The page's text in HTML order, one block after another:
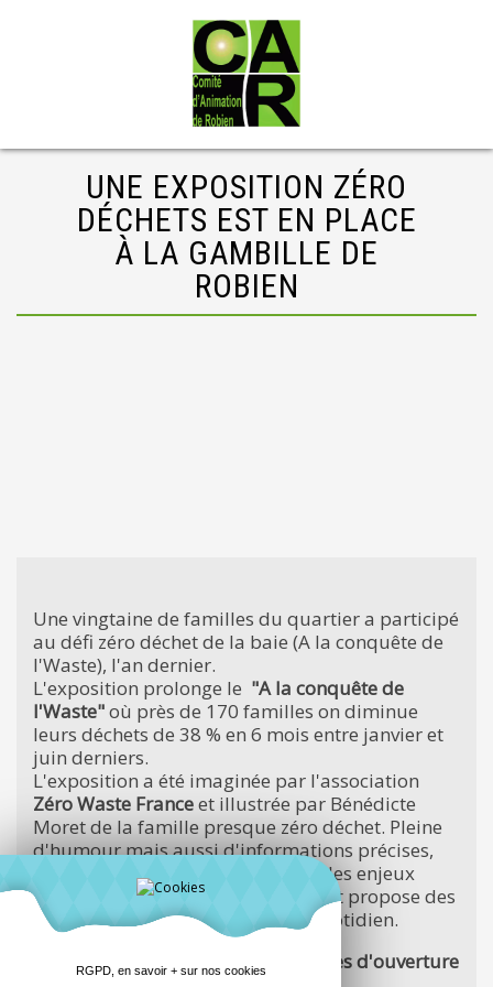
UNE EXPOSITION ZÉRO
DÉCHETS EST EN PLACE
À LA GAMBILLE DE
ROBIEN
Une vingtaine de familles du quartier a participé
au défi zéro déchet de la baie (A la conquête de
l'Waste), l'an dernier.
L'exposition prolonge le "A la conquête de
l'Waste"où près de 170 familles on diminue
leurs déchets de 38 % en 6 mois entre janvier et
juin derniers.
L'exposition a été imaginée par l'association
Zéro Waste Franceet illustrée par Bénédicte
Moret de la famille presque zéro déchet. Pleine
d'humour mais aussi d'informations précises,
elle vous guide pour comprendre les enjeux
d'une consommation zéro déchet et propose des
solutions simples à adopter au quotidien.
A voir (gratuitement) sur les horaires d'ouverture
RGPD, en savoir + sur nos cookies